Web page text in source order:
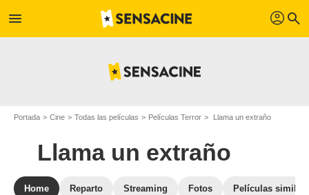
menu profil search
Portada Cine Todas las películas Películas Terror Llama un extraño
Llama un extraño
Home Reparto Streaming Fotos Películas